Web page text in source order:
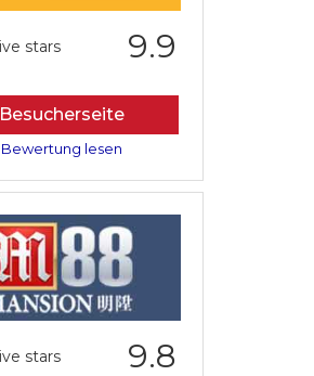
9.9
Besucherseite
Bewertung lesen
9.8